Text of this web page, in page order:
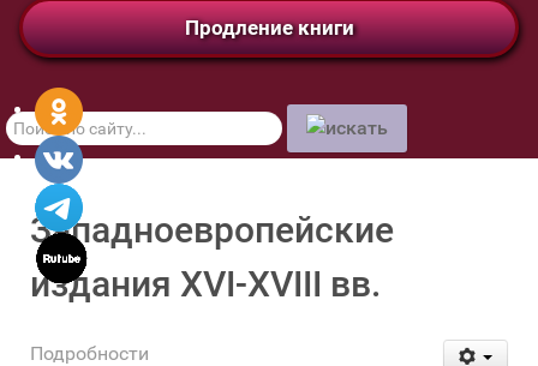
Продление книги
Поиск
по
сайту
Западноевропейские
издания XVI-XVIII вв.
Подробности